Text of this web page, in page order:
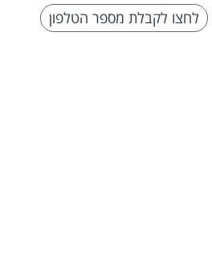
לחצו לקבלת מספר הטלפון